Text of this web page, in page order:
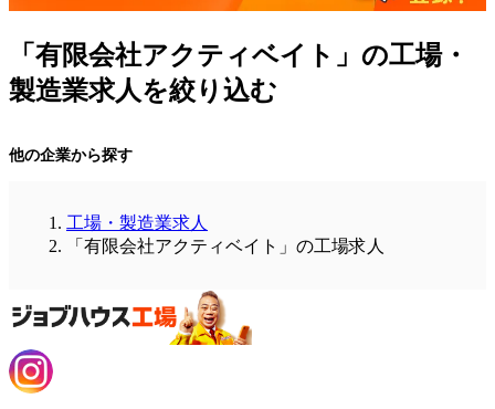
「有限会社アクティベイト」の工場・
製造業求人を絞り込む
他の企業から探す
工場・製造業求人
「有限会社アクティベイト」の工場求人